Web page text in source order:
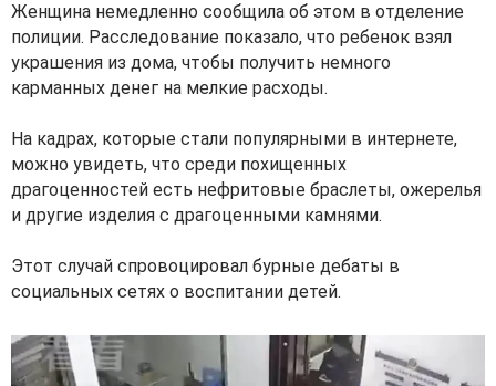
Женщина немедленно сообщила об этом в отделение
полиции. Расследование показало, что ребенок взял
украшения из дома, чтобы получить немного
карманных денег на мелкие расходы.
На кадрах, которые стали популярными в интернете,
можно увидеть, что среди похищенных
драгоценностей есть нефритовые браслеты, ожерелья
и другие изделия с драгоценными камнями.
Этот случай спровоцировал бурные дебаты в
социальных сетях о воспитании детей.